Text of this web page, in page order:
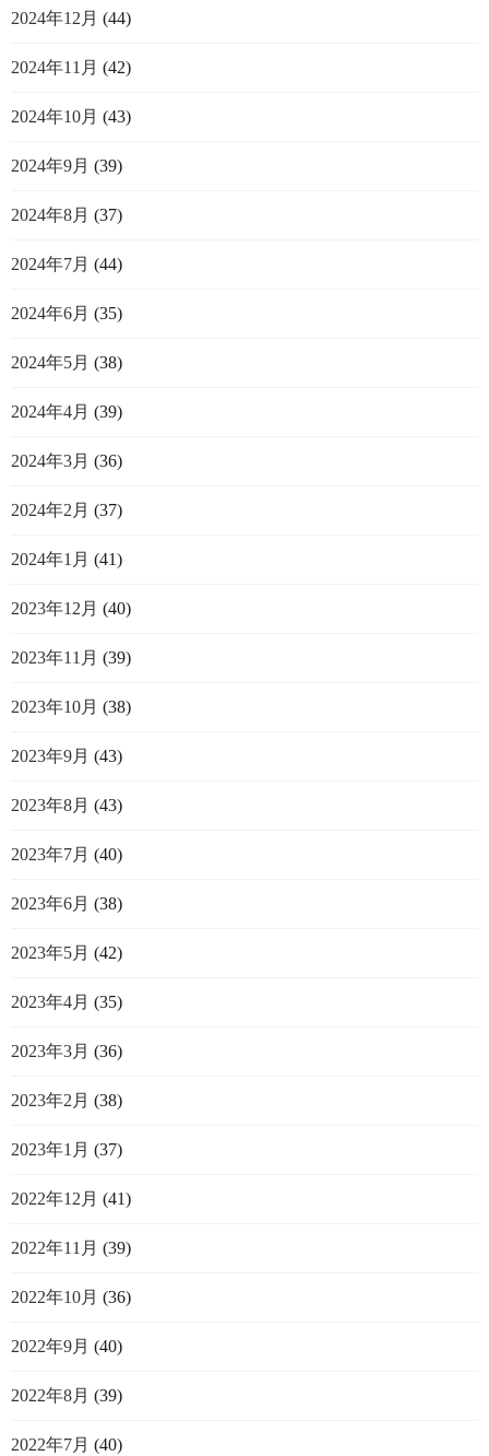
2024年12月 (44)
2024年11月 (42)
2024年10月 (43)
2024年9月 (39)
2024年8月 (37)
2024年7月 (44)
2024年6月 (35)
2024年5月 (38)
2024年4月 (39)
2024年3月 (36)
2024年2月 (37)
2024年1月 (41)
2023年12月 (40)
2023年11月 (39)
2023年10月 (38)
2023年9月 (43)
2023年8月 (43)
2023年7月 (40)
2023年6月 (38)
2023年5月 (42)
2023年4月 (35)
2023年3月 (36)
2023年2月 (38)
2023年1月 (37)
2022年12月 (41)
2022年11月 (39)
2022年10月 (36)
2022年9月 (40)
2022年8月 (39)
2022年7月 (40)